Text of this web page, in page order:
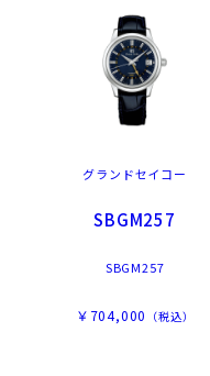
グランドセイコー
SBGM257
SBGM257
￥704,000 （税込）